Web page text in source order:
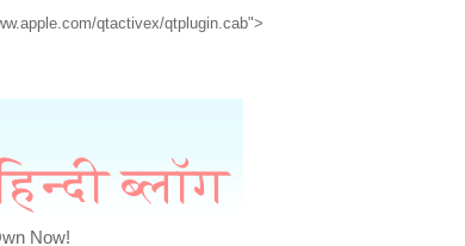
qtactivex/qtplugin.cab">